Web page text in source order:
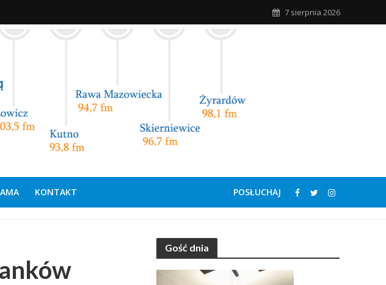
7 sierpnia 2026
KONTAKT POSŁUCHAJ
Gość dnia